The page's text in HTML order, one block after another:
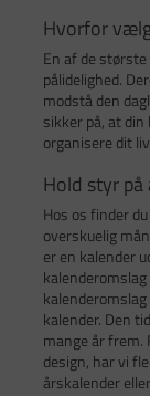
Hvorfor
En af de
pålidelighed.
modstå den
sikker på, at
organisere dit
Hold styr
Hos os finder
overskuelig
er en kalender
kalender. Den
mange år
design, har vi
årskalender